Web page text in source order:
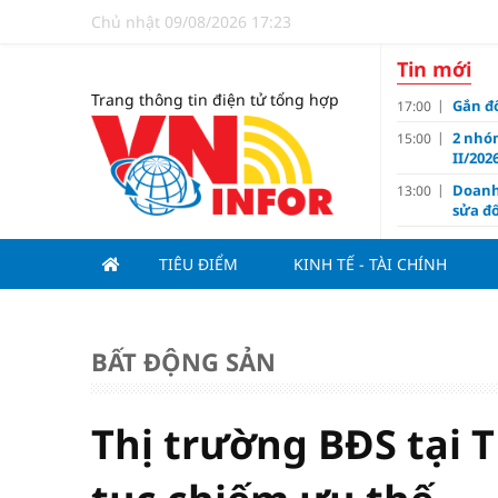
Chủ nhật 09/08/2026 17:23
Trang thông tin điện tử tổng hợp
Tin mới
17:00 Gắn
15:00
2
II/
13:00
sửa
12:22
12:16 Giá
11:00 Huế:
10:11 5
09:10
TIÊU ĐIỂM KINH TẾ - TÀI CHÍNH
BẤT ĐỘNG SẢN
Thị trường BĐS tại